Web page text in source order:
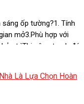
ốp tường?1. Tính
mở3.Phù hợp với
bảo trìThi công tranh đá
số công trình